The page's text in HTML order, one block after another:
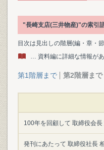
"長崎支店(三井物産)"の索引
目次は見出しの階層(編・章・
… 資料編に詳細な情報があ
第1階層まで 第2階層まで
100年を回顧して 取締役会長
発刊にあたって 取締役社長